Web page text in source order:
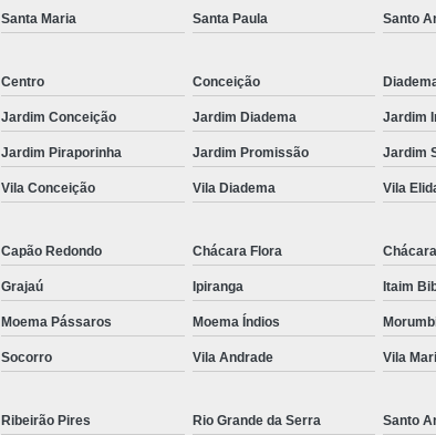
Janela de
Janela de
Janela de Vidro
Janela de
Janela para Sala
Janela Vidro
Santa Maria Santa Paula Santo
Centro Conceição
Jardim Conceição Jardim Diadema Jardim
Jardim Piraporinha Jardim Promissão Jardim
Vila Conceição Vila Diadema Vila
Capão Redondo Chácara Flora
Grajaú Ipiranga Itaim
Moema Pássaros Moema Índios
Socorro Vila Andrade Vila
Ribeirão Pires Rio Grande da Serra Santo